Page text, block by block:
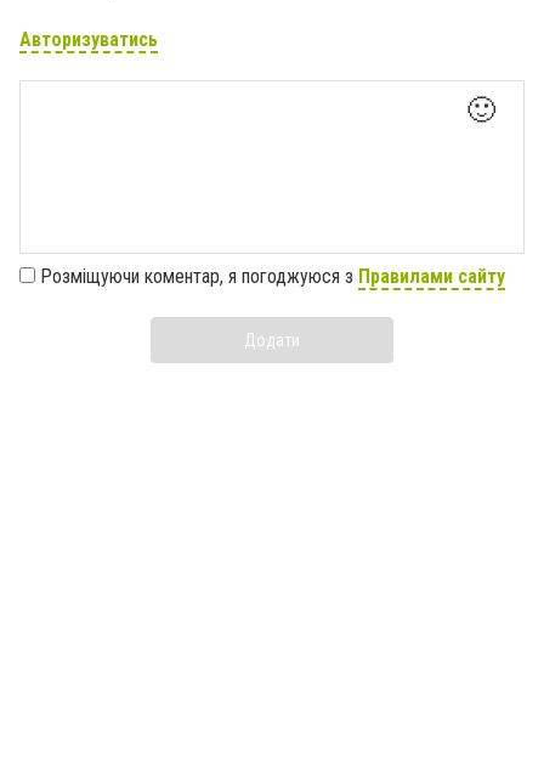
Авторизуватись
🙂
Розміщуючи коментар, я погоджуюся з Правилами сайту
Додати